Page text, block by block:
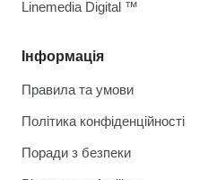
Інформація
Правила та умови
Політика конфіденційності
Поради з безпеки
Linemedia Digital ™